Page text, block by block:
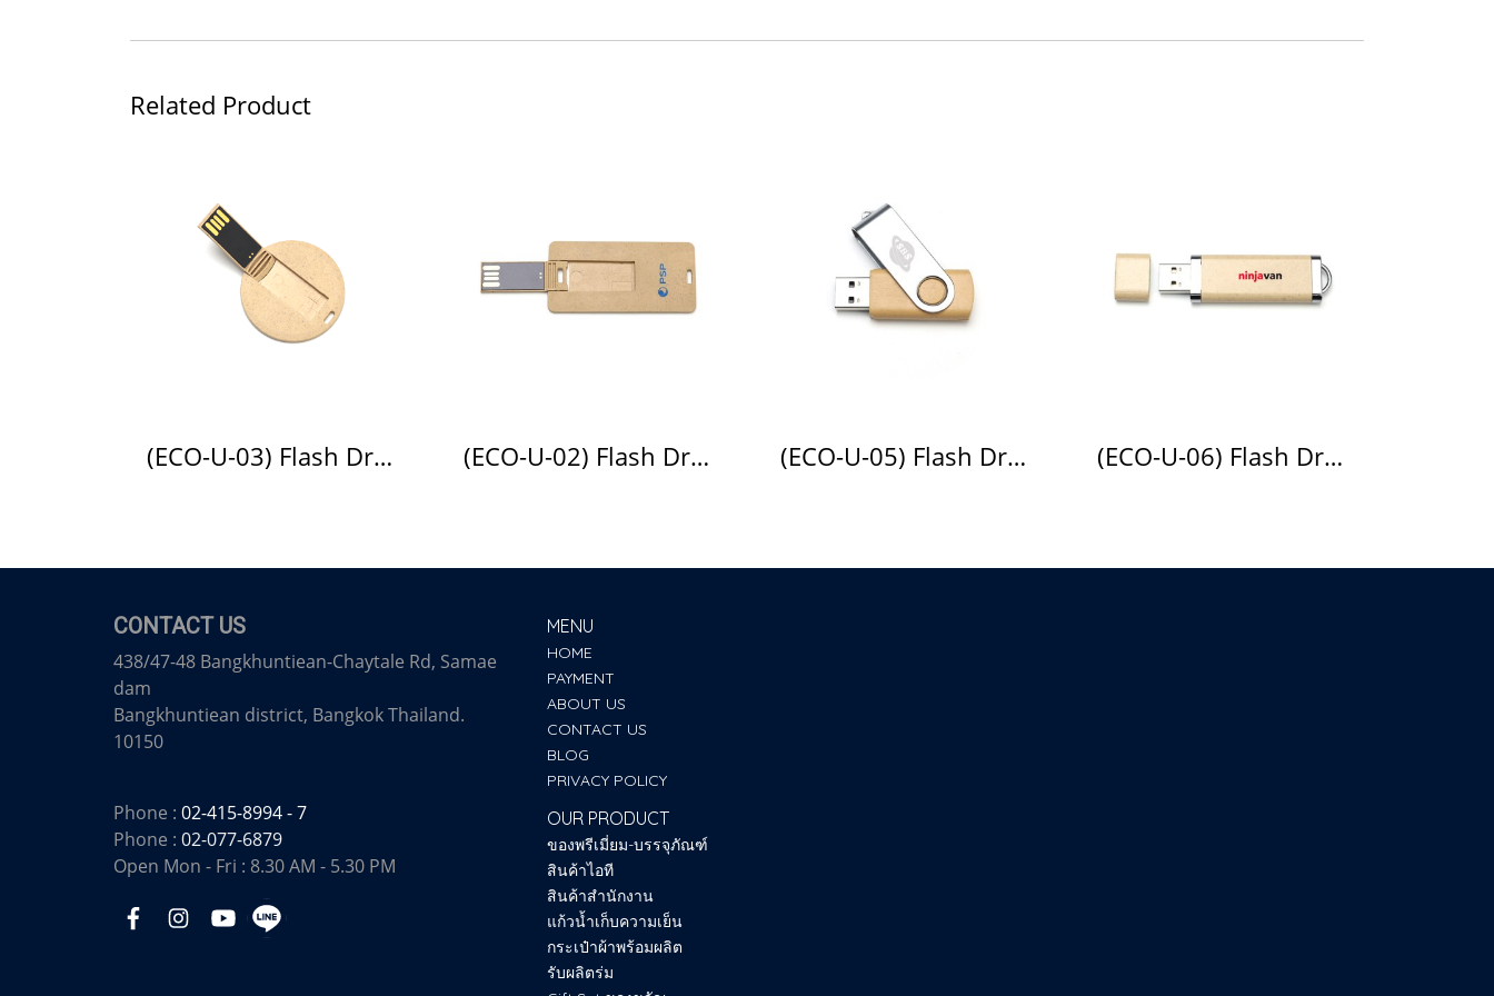
Related Product
(ECO-U-03) Flash Drive ECO (ECO-U-02) Flash Drive ECO (ECO-U-05) Flash Drive ECO (ECO-U-06) Flash Drive ECO
CONTACT US
438/47-48 Bangkhuntiean-Chaytale Rd, Samae
dam
Bangkhuntiean district, Bangkok Thailand.
10150
Phone : 02-415-8994 - 7
Phone : 02-077-6879
Open Mon - Fri : 8.30 AM - 5.30 PM
MENU
HOME
PAYMENT
ABOUT US
CONTACT US
BLOG
PRIVACY POLICY
OUR PRODUCT
ของพรีเมี่ยม-บรรจุภัณฑ์
สินค้าไอที
สินค้าสำนักงาน
แก้วน้ำเก็บความเย็น
กระเป๋าผ้าพร้อมผลิต
รับผลิตร่ม